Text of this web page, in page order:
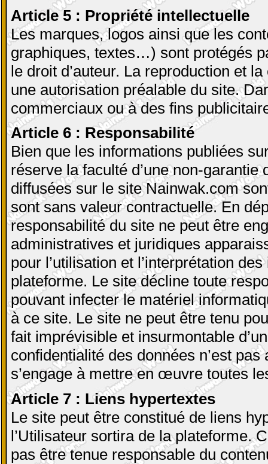
Article 5 : Propriété intellectuelle
Les marques, logos ainsi que les
graphiques, textes…) sont protégés
le droit d’auteur. La reproduction et
une autorisation préalable du site.
commerciaux ou à des fins
Article 6 : Responsabilité
Bien que les informations publiées
réserve la faculté d’une non-
diffusées sur le site Nainwak.com
sont sans valeur contractuelle. En
responsabilité du site ne peut être
administratives et juridiques
pour l’utilisation et l’interprétation
plateforme. Le site décline toute
pouvant infecter le matériel
à ce site. Le site ne peut être tenu
fait imprévisible et insurmontable
confidentialité des données n’est
s’engage à mettre en œuvre toutes
Article 7 : Liens hypertextes
Le site peut être constitué de liens
l’Utilisateur sortira de la plateforme.
pas être tenue responsable du